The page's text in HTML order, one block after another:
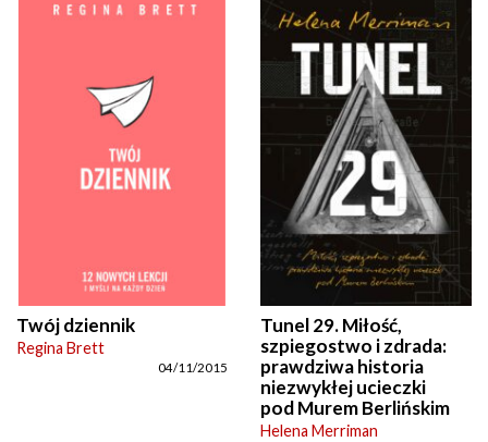
Twój dziennik
Regina Brett
04/11/2015
Tunel 29. Miłość,
szpiegostwo i zdrada:
prawdziwa historia
niezwykłej ucieczki
pod Murem Berlińskim
Helena Merriman